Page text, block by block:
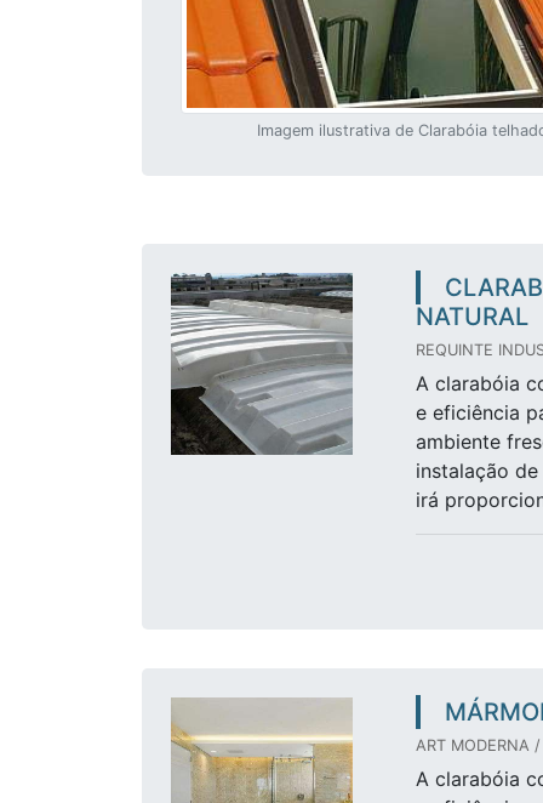
Imagem ilustrativa de Clarabóia
NATURAL
REQUINTE
A clarabóia
e eficiência
ambiente
instalação
irá
ART MODERNA
A clarabóia